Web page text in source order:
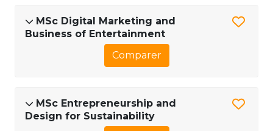
MSc Digital Marketing and
Business of Entertainment
Comparer
MSc Entrepreneurship and
Design for Sustainability